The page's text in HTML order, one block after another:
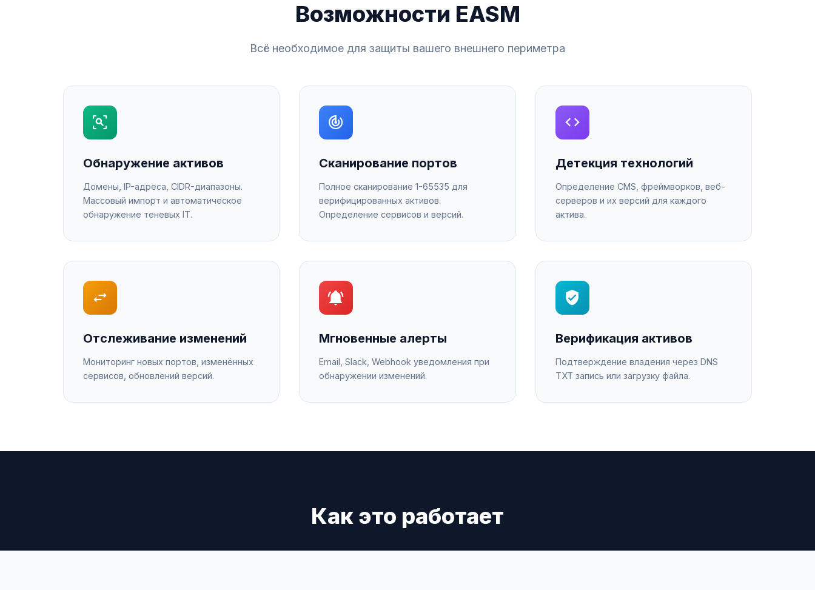
Возможности EASM
Всё необходимое для защиты вашего внешнего периметра
Обнаружение активов
Домены, IP-адреса, CIDR-диапазоны.
Массовый импорт и автоматическое
обнаружение теневых IT.
Сканирование портов
Полное сканирование 1-65535 для
верифицированных активов.
Определение сервисов и версий.
Детекция технологий
Определение CMS, фреймворков, веб-
серверов и их версий для каждого
актива.
Отслеживание изменений
Мониторинг новых портов, изменённых
сервисов, обновлений версий.
Мгновенные алерты
Email, Slack, Webhook уведомления при
обнаружении изменений.
Верификация активов
Подтверждение владения через DNS
TXT запись или загрузку файла.
Как это работает